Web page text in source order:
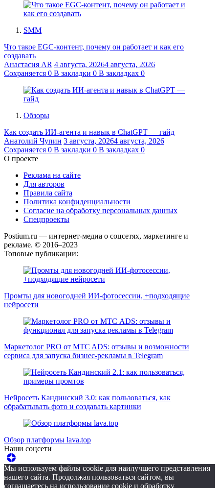
SMM
Что такое EGC-контент, почему он работает и как его
создавать
Анастасия AR 4 августа, 20264 августа, 2026
Сохраняется 0 В закладки 0 В закладках 0
Обзоры
Как создать ИИ-агента и навык в ChatGPT — гайд
Анатолий Чупин 3 августа, 20264 августа, 2026
Сохраняется 0 В закладки 0 В закладках 0
О проекте
Реклама на сайте
Для авторов
Правила сайта
Политика конфиденциальности
Согласие на обработку персональных данных
Спецпроекты
Postium.ru — интернет-медиа о соцсетях, маркетинге и
рекламе. © 2016–2023
Топовые публикации:
Промты для новогодней ИИ-фотосессии, +подходящие
нейросети
Маркетолог PRO от MTC ADS: отзывы и возможности
сервиса для запуска бизнес-рекламы в Telegram
Нейросеть Кандинский 3.0: как пользоваться, как
обрабатывать фото и создавать картинки
Обзор платформы lava.top
Наши соцсети
Мы используем файлы cookie для наилучшего представления
нашего сайта. Продолжая пользоваться сайтом, вы
соглашаетесь на использование cookie и обработку